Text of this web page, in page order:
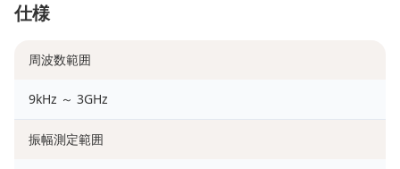
仕様
周波数範囲
9kHz ～ 3GHz
振幅測定範囲